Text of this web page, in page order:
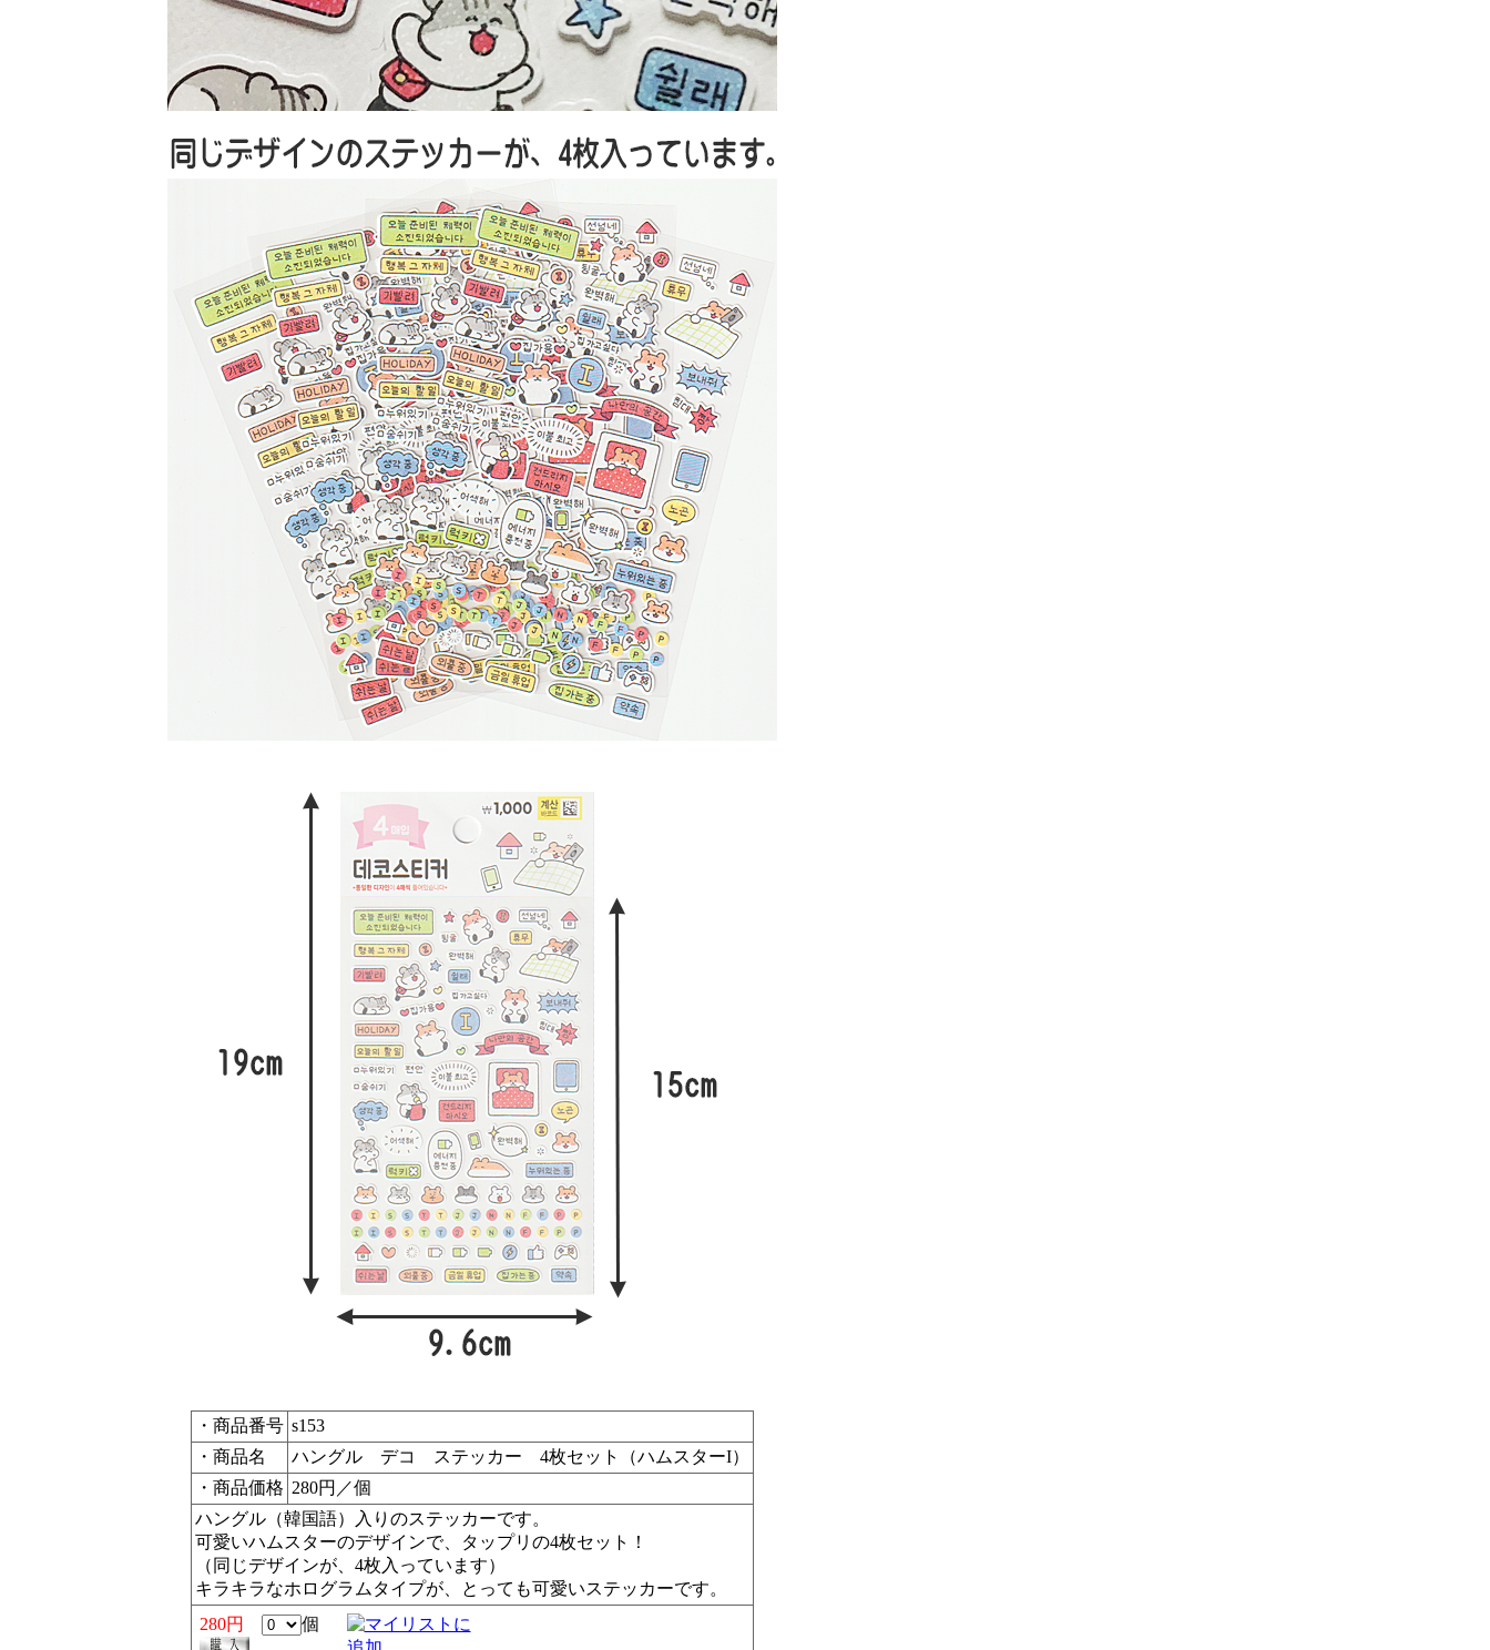
・商品番号 s153
・商品名
ハングル デコ ステッカー 4枚セット（ハムスターI）
・商品価格 280円／個
ハングル（韓国語）入りのステッカーです。
可愛いハムスターのデザインで、タップリの4枚セット！
（同じデザインが、4枚入っています）
キラキラなホログラムタイプが、とっても可愛いステッカーです。
280円
個